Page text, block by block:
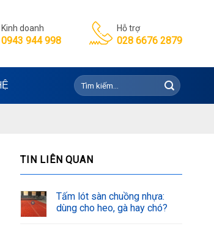
Kinh doanh
0943 944 998
Hỗ trợ
028 6676 2879
Tìm
kiếm:
TIN LIÊN QUAN
Tấm lót sàn chuồng nhựa:
dùng cho heo, gà hay chó?